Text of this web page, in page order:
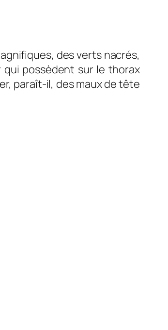
des verts nacrés,
qui possèdent sur le thorax
paraît-il, des maux de tête